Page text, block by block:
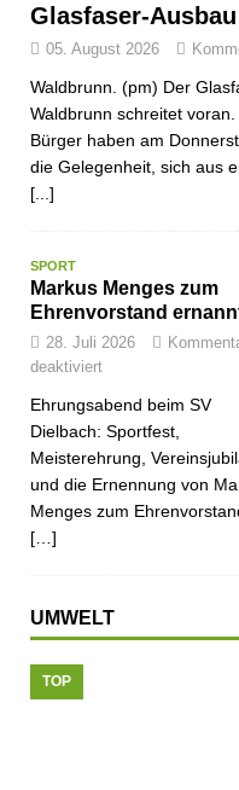
Glasfaser-Ausbau
05. August 2026
Waldbrunn. (pm) Der
Waldbrunn schreitet
Bürger haben am
die Gelegenheit, sich aus
[...]
SPORT
Markus Menges zum
Ehrenvorstand
28. Juli 2026
deaktiviert
Ehrungsabend beim SV
Dielbach: Sportfest,
Meisterehrung,
und die Ernennung von
Menges zum
[…]
UMWELT
TOP